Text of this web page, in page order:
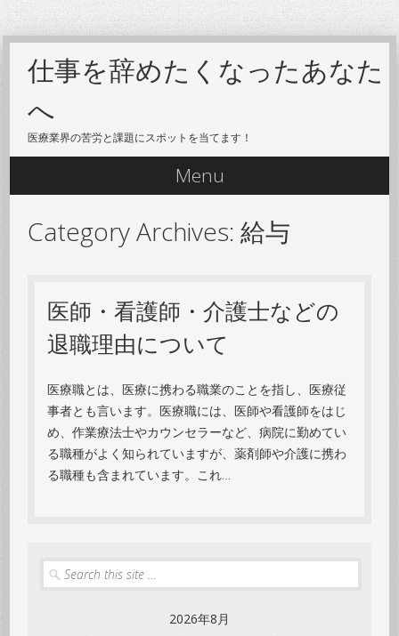
仕事を辞めたくなったあなた
へ
医療業界の苦労と課題にスポットを当てます！
Menu
Skip to content
Category Archives:給与
医師・看護師・介護士などの
退職理由について
医療職とは、医療に携わる職業のことを指し、医療従
事者とも言います。医療職には、医師や看護師をはじ
め、作業療法士やカウンセラーなど、病院に勤めてい
る職種がよく知られていますが、薬剤師や介護に携わ
る職種も含まれています。これ…
Search
2026年8月